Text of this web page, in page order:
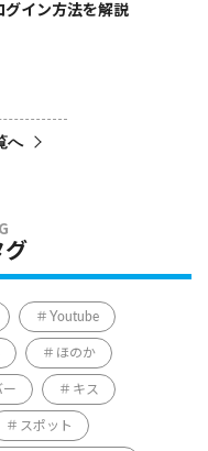
グイン方法を解説
へ
グ
Youtube
ほのか
ー キス
スポット